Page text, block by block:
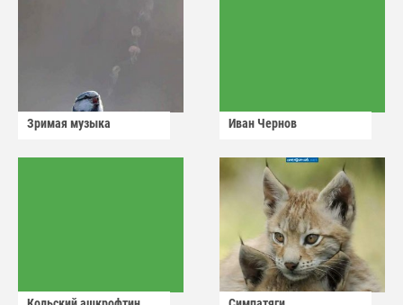
Зримая музыка Иван Чернов